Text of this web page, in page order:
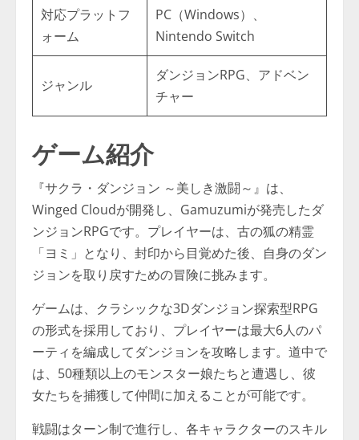
対応プラットフ
ォーム
PC（Windows）、
Nintendo Switch
ジャンル
ダンジョンRPG、アドベン
チャー
ゲーム紹介
『サクラ・ダンジョン ～美しき激闘～』は、
Winged Cloudが開発し、Gamuzumiが発売したダ
ンジョンRPGです。プレイヤーは、古の狐の精霊
「ヨミ」となり、封印から目覚めた後、自身のダン
ジョンを取り戻すための冒険に挑みます。
ゲームは、クラシックな3Dダンジョン探索型RPG
の形式を採用しており、プレイヤーは最大6人のパ
ーティを編成してダンジョンを攻略します。道中で
は、50種類以上のモンスター娘たちと遭遇し、彼
女たちを捕獲して仲間に加えることが可能です。
戦闘はターン制で進行し、各キャラクターのスキル